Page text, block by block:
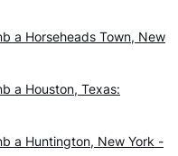
a Horseheads Town, New
a Houston, Texas:
a Huntington, New York -